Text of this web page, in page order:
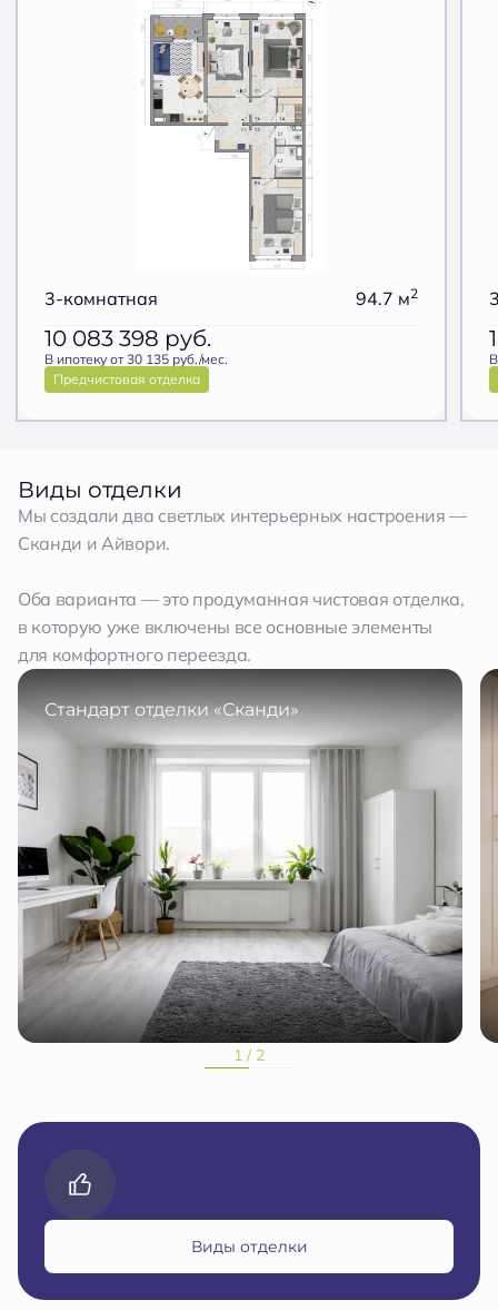
3-комнатная 94.7 м2
10 083 398 руб.
В ипотеку от 30 135 руб./мес.
Предчистовая отделка
Виды отделки
Мы создали два светлых интерьерных настроения —
Сканди и Айвори.
Оба варианта — это продуманная чистовая отделка,
в которую уже включены все основные элементы
для комфортного переезда.
Стандарт отделки «Сканди»
1 / 2
Виды отделки